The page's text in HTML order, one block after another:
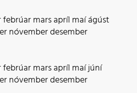
febrúarmarsapríl maíágúst
nóvemberdesember
febrúarmarsapríl maíjúní
nóvemberdesember